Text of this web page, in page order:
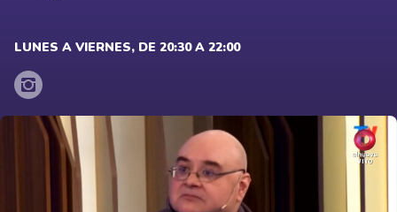
LUNES A VIERNES, DE 20:30 A 22:00